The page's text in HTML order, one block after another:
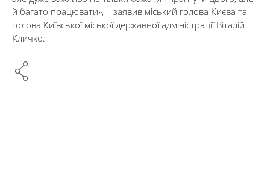
й багато працювати», – заявив міський голова Києва та
голова Київської міської державної адміністрації Віталій
Кличко.